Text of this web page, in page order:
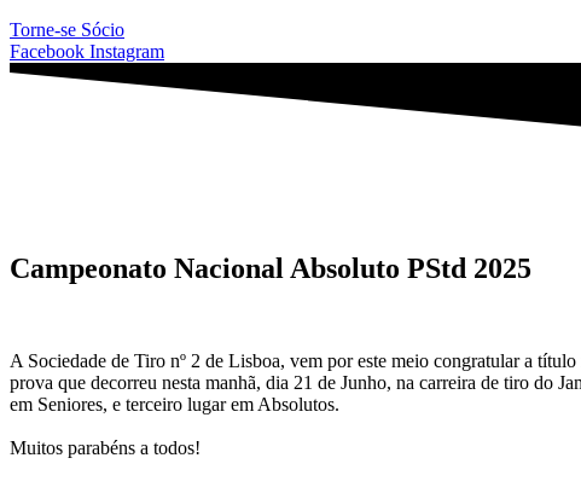
Torne-se Sócio
Facebook Instagram
Campeonato Nacional Absoluto PStd 2025
A Sociedade de Tiro nº 2 de Lisboa, vem por este meio congratular a
prova que decorreu nesta manhã, dia 21 de Junho, na carreira de tiro do
em Seniores, e terceiro lugar em Absolutos.
Muitos parabéns a todos!